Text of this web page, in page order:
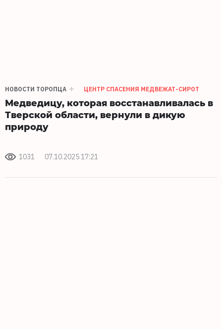
НОВОСТИ ТОРОПЦА ЦЕНТР СПАСЕНИЯ МЕДВЕЖАТ-СИРОТ
Медведицу, которая восстанавливалась в
Тверской области, вернули в дикую
природу
1031 07.10.2025 17:21